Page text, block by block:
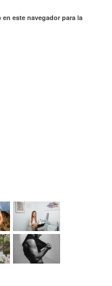
este navegador para la